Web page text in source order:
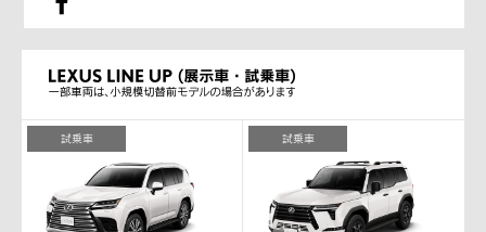
試乗車 試乗車